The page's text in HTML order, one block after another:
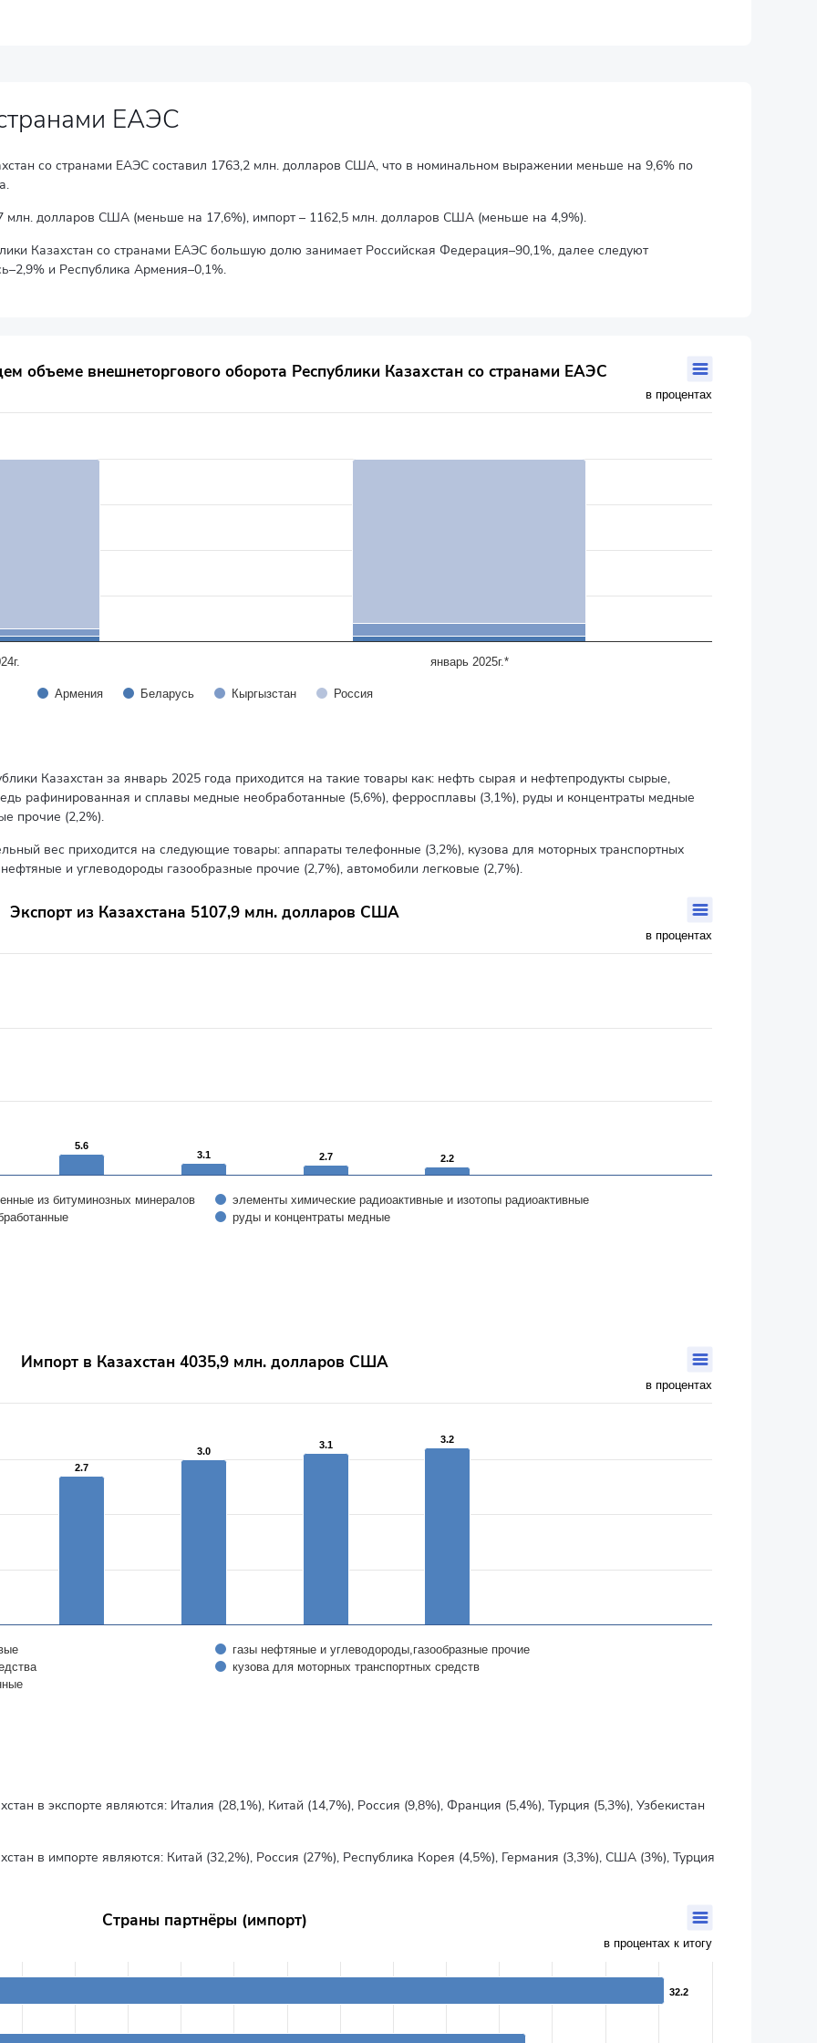
ЕАЭС
со странами ЕАЭС составил 1763,2 млн. долларов США, что в номинальном выражении меньше на 9,6% по
млн. долларов США (меньше на 17,6%), импорт – 1162,5 млн. долларов США (меньше на 4,9%).
Казахстан со странами ЕАЭС большую долю занимает Российская Федерация–90,1%, далее следуют
и Республика Армения–0,1%.
оборота Республики Казахстан со странами ЕАЭС
объеме внешнеторгового оборота Республики Казахстан со странами ЕАЭС
в процентах
Армения Беларусь Кыргызстан Россия
январь 2025г.*
Казахстан за январь 2025 года приходится на такие товары как: нефть сырая и нефтепродукты сырые,
рафинированная и сплавы медные необработанные (5,6%), ферросплавы (3,1%), руды и концентраты медные
прочие (2,2%).
вес приходится на следующие товары: аппараты телефонные (3,2%), кузова для моторных транспортных
и углеводороды газообразные прочие (2,7%), автомобили легковые (2,7%).
Экспорт из Казахстана 5107,9 млн. долларов США
в процентах
5.6
5.6
3.1
3.1 2.7
2.7 2.2
2.2
из битуминозных минералов
элементы химические радиоактивные и изотопы радиоактивные
руды и концентраты медные
Импорт в Казахстан 4035,9 млн. долларов США
в процентах
2.7
2.7
3.0
3.0
3.1
3.1 3.2
3.2
газы нефтяные и углеводороды,газообразные прочие
кузова для моторных транспортных средств
в экспорте являются: Италия (28,1%), Китай (14,7%), Россия (9,8%), Франция (5,4%), Турция (5,3%), Узбекистан
в импорте являются: Китай (32,2%), Россия (27%), Республика Корея (4,5%), Германия (3,3%), США (3%), Турция
2.8 to 32.2.
Страны партнёры (импорт)
в процентах к итогу
32.2
32.2